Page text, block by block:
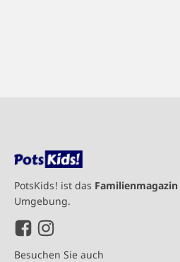
PotsKids! ist das Familienmagazin
Umgebung.
Besuchen Sie auch